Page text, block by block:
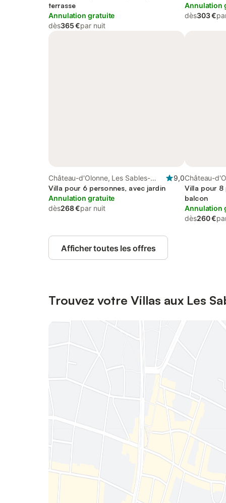
terrasse
Annulation gratuite
dès365 €par nuit
Annulation
dès303 €
Château-d'Olonne, Les Sables-
d'Olonne
9,0
Villa pour 6 personnes, avec jardin
Annulation gratuite
dès268 €par nuit
Château-
d'Olonne
Villa pour 8
balcon
Annulation
dès260 €
Afficher toutes les offres
Trouvez votre Villas aux Les